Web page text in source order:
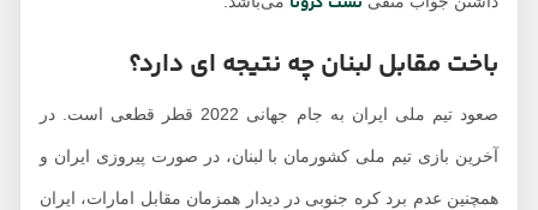
باخت مقابل لبنان چه نتیجه ای دارد؟
صعود تیم ملی ایران به جام جهانی 2022 قطر قطعی است. در
آخرین بازی تیم ملی کشورمان با لبنان، در صورت پیروزی ایران و
همچنین عدم برد کره جنوبی در دیدار همزمان مقابل امارات، ایران